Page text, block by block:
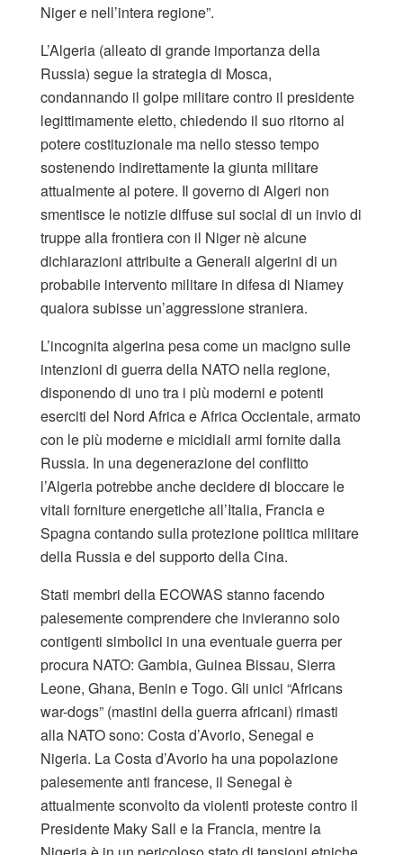
Niger e nell’intera regione”.
L’Algeria (alleato di grande importanza della
Russia) segue la strategia di Mosca,
condannando il golpe militare contro il presidente
legittimamente eletto, chiedendo il suo ritorno al
potere costituzionale ma nello stesso tempo
sostenendo indirettamente la giunta militare
attualmente al potere. Il governo di Algeri non
smentisce le notizie diffuse sui social di un invio di
truppe alla frontiera con il Niger nè alcune
dichiarazioni attribuite a Generali algerini di un
probabile intervento militare in difesa di Niamey
qualora subisse un’aggressione straniera.
L’incognita algerina pesa come un macigno sulle
intenzioni di guerra della NATO nella regione,
disponendo di uno tra i più moderni e potenti
eserciti del Nord Africa e Africa Occientale, armato
con le più moderne e micidiali armi fornite dalla
Russia. In una degenerazione del conflitto
l’Algeria potrebbe anche decidere di bloccare le
vitali forniture energetiche all’Italia, Francia e
Spagna contando sulla protezione politica militare
della Russia e del supporto della Cina.
Stati membri della ECOWAS stanno facendo
palesemente comprendere che invieranno solo
contigenti simbolici in una eventuale guerra per
procura NATO: Gambia, Guinea Bissau, Sierra
Leone, Ghana, Benin e Togo. Gli unici “Africans
war-dogs” (mastini della guerra africani) rimasti
alla NATO sono: Costa d’Avorio, Senegal e
Nigeria. La Costa d’Avorio ha una popolazione
palesemente anti francese, il Senegal è
attualmente sconvolto da violenti proteste contro il
Presidente Maky Sall e la Francia, mentre la